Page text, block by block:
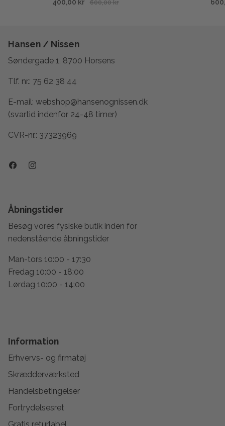
400,00 kr
600,00 kr
Hansen / Nissen
Søndergade 1, 8700 Horsens
Tlf. nr.: 75 62 38 44
E-mail: webshop@hansenognissen.dk
(svartid indenfor 24-48 timer)
CVR-nr.: 37323969
Åbningstider
Besøg vores fysiske butik inden for
nedenstående åbningstider
Man-tors 10:00 - 17:30
Fredag 10:00 - 18:00
Lørdag 10:00 - 14:00
Information
Erhvervs- og firmatøj
Skrædderværksted
Handelsbetingelser
Fortrydelsesret